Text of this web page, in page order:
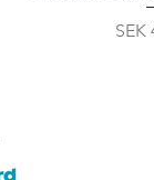
Price
SEK